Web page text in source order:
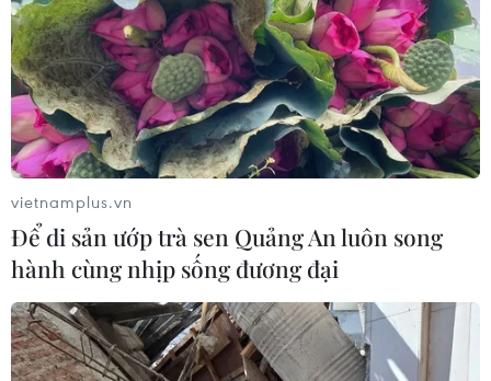
Brazil đạt thặng dư thương mại gần 5 tỷ
USD trong tháng 9
02/10/2018 08:10
Bộ Công nghiệp, Ngoại thương và Dịch vụ Brazil cho
biết thặng dư thương mại nước này đạt trên 4,97 tỷ USD
trong tháng 9/2018, giảm 3,9% so với cùng kỳ năm
ngoái.
vietnamplus.vn
Để di sản ướp trà sen Quảng An luôn song
hành cùng nhịp sống đương đại